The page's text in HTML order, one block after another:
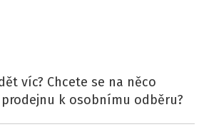
víc? Chcete se na něco
k osobnímu odběru?